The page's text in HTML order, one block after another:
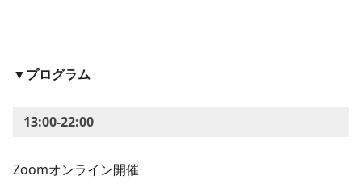
▼プログラム
13:00-22:00
Zoomオンライン開催